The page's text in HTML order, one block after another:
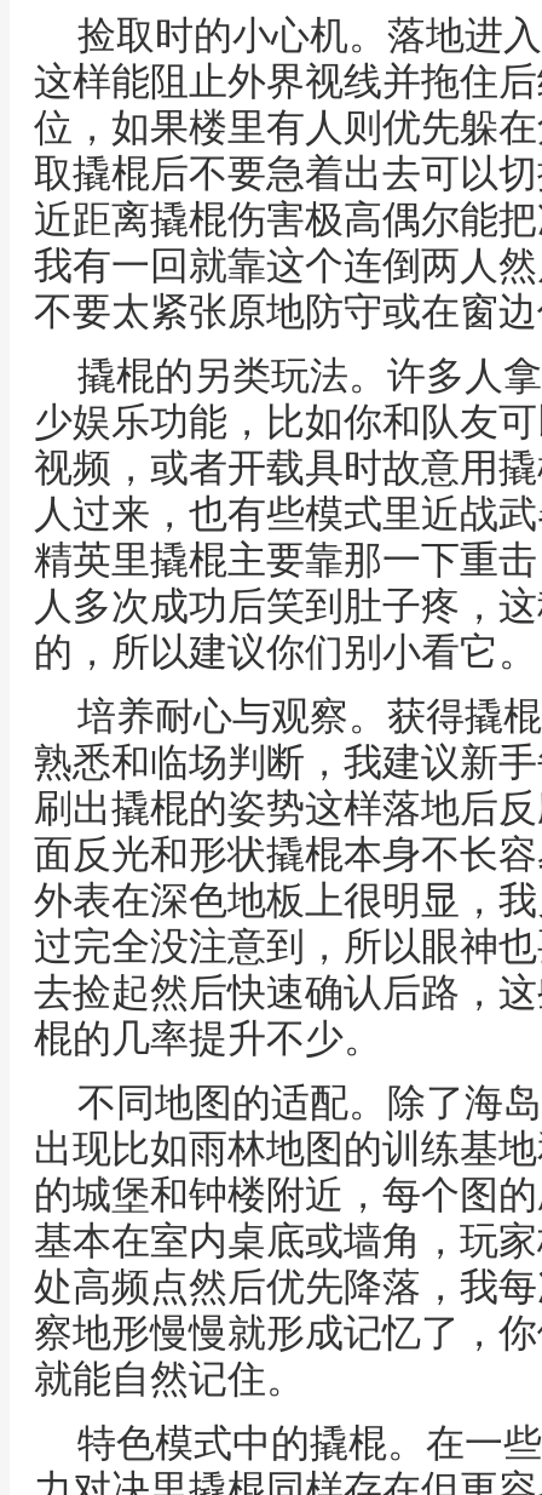
捡取时的小心机。落地进
这样能阻止外界视线并拖住
位，如果楼里有人则优先躲
取撬棍后不要急着出去可以
近距离撬棍伤害极高偶尔能
我有一回就靠这个连倒两人
不要太紧张原地防守或在窗
撬棍的另类玩法。许多人
少娱乐功能，比如你和队友
视频，或者开载具时故意用
人过来，也有些模式里近战
精英里撬棍主要靠那一下重
人多次成功后笑到肚子疼，
的，所以建议你们别小看它。
培养耐心与观察。获得撬
熟悉和临场判断，我建议新
刷出撬棍的姿势这样落地后
面反光和形状撬棍本身不长
外表在深色地板上很明显，
过完全没注意到，所以眼神
去捡起然后快速确认后路，
棍的几率提升不少。
不同地图的适配。除了海
出现比如雨林地图的训练基
的城堡和钟楼附近，每个图
基本在室内桌底或墙角，玩
处高频点然后优先降落，我
察地形慢慢就形成记忆了，
就能自然记住。
特色模式中的撬棍。在一